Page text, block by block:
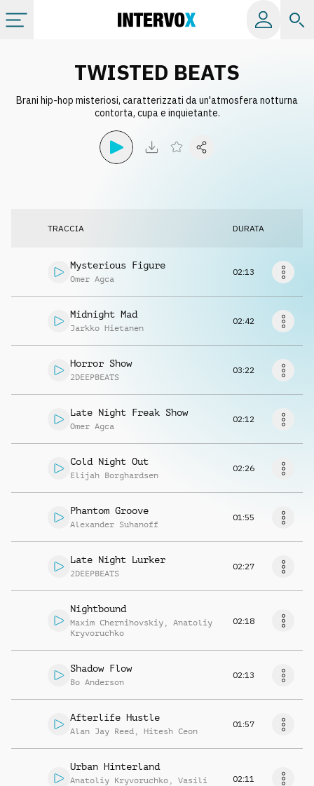
Album
Licenze
Info
Richiedi musica
TWISTED BEATS
Brani hip-hop misteriosi, caratterizzati da un'atmosfera notturna
contorta, cupa e inquietante.
TRACCIA DURATA
Mysterious Figure
Omer Agca
02:13
Midnight Mad
Jarkko Hietanen
02:42
Horror Show
2DEEPBEATS
03:22
Late Night Freak Show
Omer Agca
02:12
Cold Night Out
Elijah Borghardsen
02:26
Phantom Groove
Alexander Suhanoff
01:55
Late Night Lurker
2DEEPBEATS
02:27
Nightbound
Maxim Chernihovskiy , Anatoliy
Kryvoruchko
02:18
Shadow Flow
Bo Anderson
02:13
Afterlife Hustle
Alan Jay Reed , Hitesh Ceon
01:57
Urban Hinterland
Anatoliy Kryvoruchko , Vasili
02:11